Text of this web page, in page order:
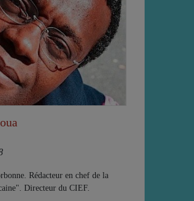
Rédacteur en chef de la
Directeur du CIEF.